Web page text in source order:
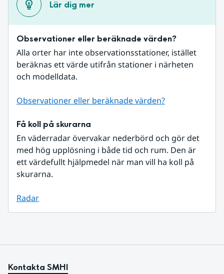
Lär dig mer
Observationer eller beräknade värden?
Alla orter har inte observationsstationer, istället
beräknas ett värde utifrån stationer i närheten
och modelldata.
Observationer eller beräknade värden?
Få koll på skurarna
En väderradar övervakar nederbörd och gör det
med hög upplösning i både tid och rum. Den är
ett värdefullt hjälpmedel när man vill ha koll på
skurarna.
Radar
Kontakta SMHI